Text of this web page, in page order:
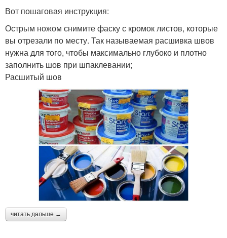
Вот пошаговая инструкция:
Острым ножом снимите фаску с кромок листов, которые
вы отрезали по месту. Так называемая расшивка швов
нужна для того, чтобы максимально глубоко и плотно
заполнить шов при шпаклевании;
Расшитый шов
читать дальше →